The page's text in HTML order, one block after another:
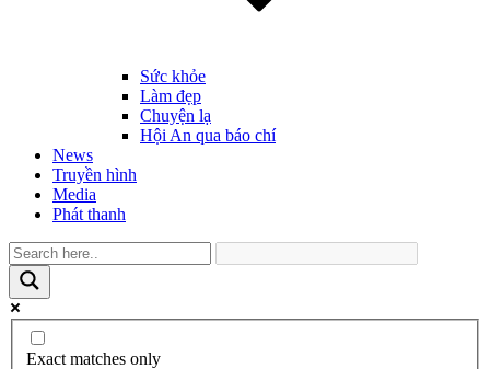
Sức khỏe
Làm đẹp
Chuyện lạ
Hội An qua báo chí
News
Truyền hình
Media
Phát thanh
Exact matches only